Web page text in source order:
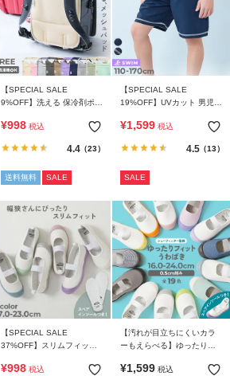
【SPECIAL SALE
9%OFF】洗える 保冷剤ポケ
メッシュパッド
¥998 税込
4.4（23）
送料無料 SALE
【SPECIAL SALE
19%OFF】UVカット 男児
着
¥1,599 税込
4.5（13）
SALE
【SPECIAL SALE
37%OFF】スリムフィット
付き
¥998 税込
【汚れが目立ちにくいカラ
ーもえらべる】ゆったりフ
ソール2枚付き
¥1,599 税込